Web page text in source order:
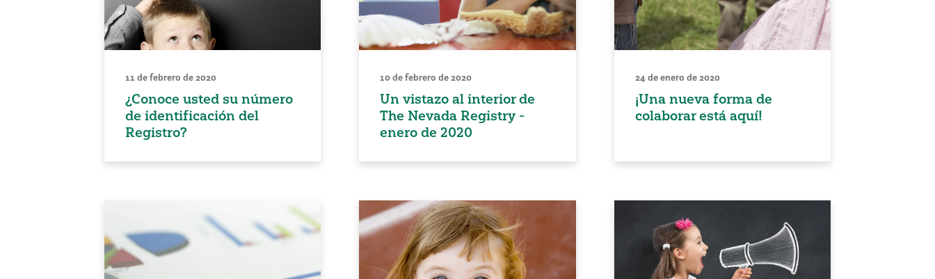
11 de febrero de 2020
¿Conoce usted su número
de identificación del
Registro?
10 de febrero de 2020
Un vistazo al interior de
The Nevada Registry -
enero de 2020
24 de enero de 2020
¡Una nueva forma de
colaborar está aquí!